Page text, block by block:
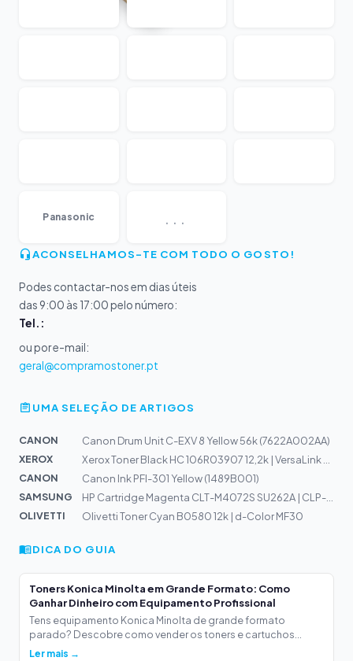
Panasonic ...
ACONSELHAMOS-TE COM TODO O GOSTO!
Podes contactar-nos em dias úteis
das 9:00 às 17:00 pelo número:
Tel.:
ou por e-mail:
geral@compramostoner.pt
UMA SELEÇÃO DE ARTIGOS
CANON
Canon Drum Unit C-EXV 8 Yellow 56k (7622A002AA)
XEROX
CANON
Canon Ink PFI-301 Yellow (1489B001)
SAMSUNG
OLIVETTI
Olivetti Toner Cyan B0580 12k | d-Color MF30
DICA DO GUIA
Toners Konica Minolta em Grande Formato: Como
Ganhar Dinheiro com Equipamento Profissional
Tens equipamento Konica Minolta de grande formato
parado? Descobre como vender os toners e cartuchos...
Ler mais →